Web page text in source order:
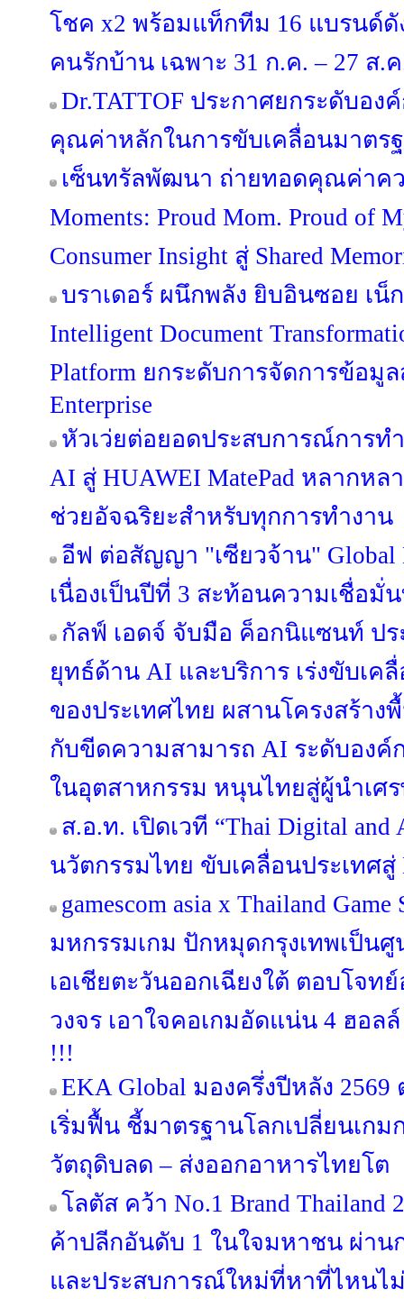
โชค x2 พร้อมแท็กทีม 16 แบรนด์
คนรักบ้าน เฉพาะ 31 ก.ค. – 27 ส.
Dr.TATTOF ประกาศยกระดับอง
คุณค่าหลักในการขับเคลื่อนมาตร
เซ็นทรัลพัฒนา ถ่ายทอดคุณค่าค
Moments: Proud Mom. Proud of
Consumer Insight สู่ Shared
บราเดอร์ ผนึกพลัง ยิบอินซอย เน็
Intelligent Document
Platform ยกระดับการจัดการข้อมู
Enterprise
หัวเว่ยต่อยอดประสบการณ์การท
AI สู่ HUAWEI MatePad หลากห
ช่วยอัจฉริยะสำหรับทุกการทำงาน
อีฟ ต่อสัญญา "เซียวจ้าน" Global
เนื่องเป็นปีที่ 3 สะท้อนความเชื่อมั่
กัลฟ์ เอดจ์ จับมือ ค็อกนิแซนท์ ป
ยุทธ์ด้าน AI และบริการ เร่งขับเค
ของประเทศไทย ผสานโครงสร้า
กับขีดความสามารถ AI ระดับองค์
ในอุตสาหกรรม หนุนไทยสู่ผู้นำเศ
ส.อ.ท. เปิดเวที “Thai Digital and
นวัตกรรมไทย ขับเคลื่อนประเทศสู่
gamescom asia x Thailand
มหกรรมเกม ปักหมุดกรุงเทพเป็น
เอเชียตะวันออกเฉียงใต้ ตอบโจท
วงจร เอาใจคอเกมอัดแน่น 4 ฮอ
!!!
EKA Global มองครึ่งปีหลัง
เริ่มฟื้น ชี้มาตรฐานโลกเปลี่ยนเก
วัตถุดิบลด – ส่งออกอาหารไทยโต
โลตัส คว้า No.1 Brand
ค้าปลีกอันดับ 1 ในใจมหาชน ผ่าน
และประสบการณ์ใหม่ที่หาที่ไหนไม่